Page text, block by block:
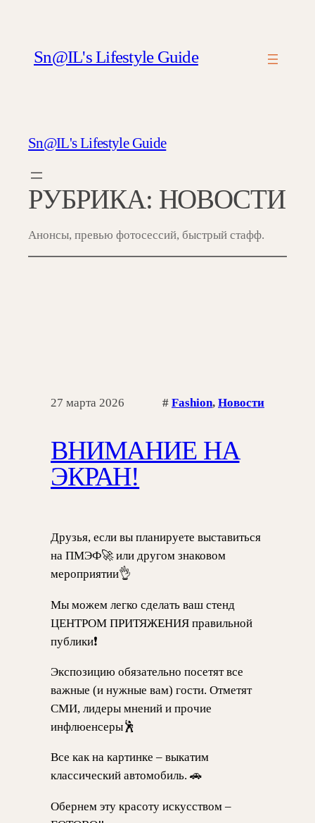
содержимому
Sn@IL's Lifestyle Guide
Sn@IL's Lifestyle Guide
РУБРИКА: НОВОСТИ
Анонсы, превью фотосессий, быстрый стафф.
27 марта 2026 # Fashion, Новости
ВНИМАНИЕ НА
ЭКРАН!
Друзья, если вы планируете выставиться
на ПМЭФ🚀 или другом знаковом
мероприятии👌
Мы можем легко сделать ваш стенд
ЦЕНТРОМ ПРИТЯЖЕНИЯ правильной
публики❗️
Экспозицию обязательно посетят все
важные (и нужные вам) гости. Отметят
СМИ, лидеры мнений и прочие
инфлюенсеры🕺
Все как на картинке – выкатим
классический автомобиль. 🚗
Обернем эту красоту искусством –